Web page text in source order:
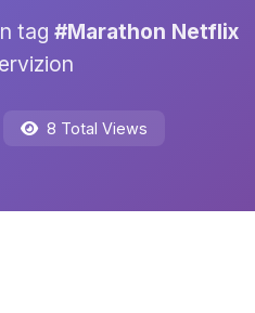
tag #Marathon Netflix
8 Total Views